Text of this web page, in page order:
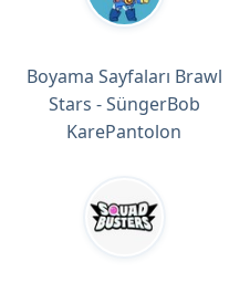
Boyama Sayfaları Brawl
Stars - SüngerBob
KarePantolon